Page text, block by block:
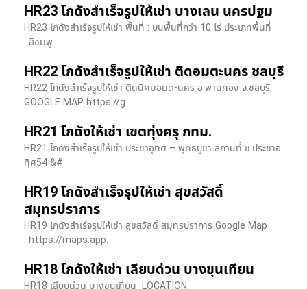
HR23 โกดังสำเร็จรูปให้เช่า บางเลน นครปฐม
HR23 โกดังสำเร็จรูปให้เช่า พื้นที่ : บนพื้นที่กว่า 10 ไร่ ประเภทพื้นที่
: สีชมพู
HR22 โกดังสำเร็จรูปให้เช่า ติดอมตะนคร ชลบุรี
HR22 โกดังสำเร็จรูปให้เช่า ติดนิคมอมตะนคร อ.พานทอง จ.ชลบุรี
GOOGLE MAP https://g
HR21 โกดังให้เช่า เขตทุ่งครุ กทม.
HR21 โกดังสำเร็จรูปให้เช่า ประชาอุทิศ – พุทธบูชา สถานที่ ซ.ประชาอ
ทุิศ54 &#
HR19 โกดังสำเร็จรุปให้เช่า สุขสวัสดิ์
สมุทรปราการ
HR19 โกดังสำเร็จรุปให้เช่า สุขสวัสดิ์ สมุทรปราการ Google Map
: https://maps.app.
HR18 โกดังให้เช่า เลียบด่วน บางขุนเทียน
HR18 เลียบด่วน​ บางขุนเทียน​ LOCATION